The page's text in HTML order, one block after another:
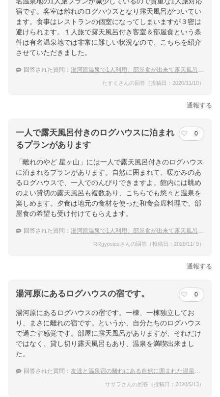
宿です。客室は離れのログハウスとなり露天風呂がついてい
ます。食事はレストランの個室になってしまいますが３密は
避けられます。１人旅で露天風呂付き客室＆部屋食という条
件は有名温泉地では非常に難しい状況なので、こちらを紹介
させていただきました。
回答された質問： 湯河原温泉で1人利用、部屋食が出来て露天風呂付き客室の宿
たすくさんの回答（投稿日：2020/11/10）
通報する
一人で露天風呂付きのログハウスに泊まれ
るプランがあります
0
「離れのやど 星ヶ山」には一人で露天風呂付きのログハウス
に泊まれるプランがあります。自然に囲まれて、暖かみのあ
るログハウスで、一人でのんびりできますよ。館内には眺め
のよい貸切の露天風呂も複数あり、こちらでも悠々と温泉を
楽しめます。夕食は地元の食材を使った和食会席料理で、部
屋食の希望も受け付けてもらえます。
回答された質問： 湯河原温泉で1人利用、部屋食が出来て露天風呂付き客室の宿
RRgypsiesさんの回答（投稿日：2020/11/ 9）
通報する
湯河原にあるログハウスの宿です。 0
湯河原にあるログハウスの宿です。一棟、一棟独立してお
り、まさに離れの宿です。というか、自分たちのログハウス
で過ごす感覚です。部屋に露天風呂がありますが、それだけ
ではなく、貸し切り露天風呂もあり、温泉を満喫出来まし
た。
回答された質問： 友達と温泉宿の離れにある自然に囲まれた温泉に行ってみたいと思います。おすすめを教えて下さい。
ササラさんの回答（投稿日：2020/5/13）